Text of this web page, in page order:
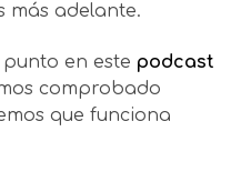
más adelante.
en este podcast
comprobado
que funciona